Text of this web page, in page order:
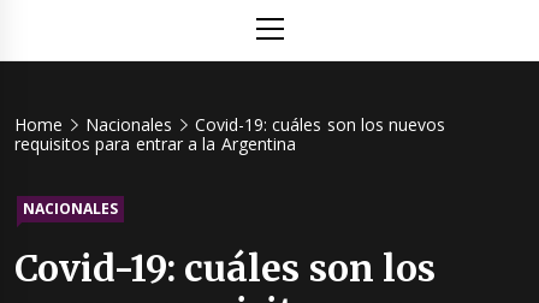
Menu
Home Nacionales
Covid-19: cuáles son los nuevos
requisitos para entrar a la Argentina
NACIONALES
Covid-19: cuáles son los